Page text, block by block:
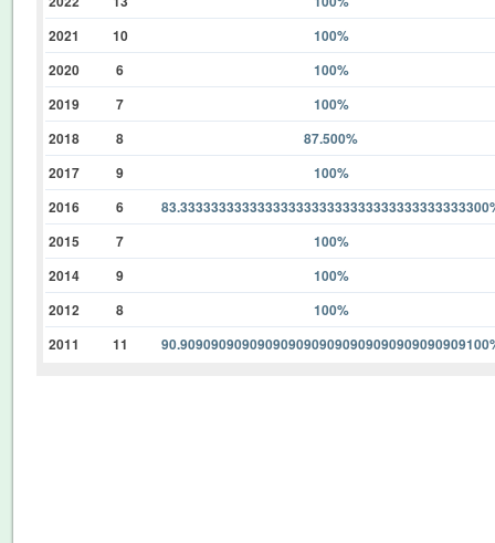
2021
10
100%
2020
6
100%
2019
7
100%
2018
8
87.500%
2017
9
100%
2016
6
2015
7
100%
2014
9
100%
2012
8
100%
2011
11